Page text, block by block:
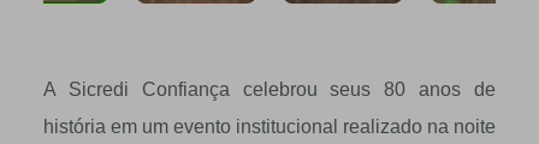
A Sicredi Confiança celebrou seus 80 anos de
história em um evento institucional realizado na noite